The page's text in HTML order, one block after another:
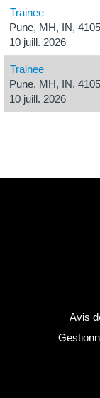
Trainee
Pune, MH, IN,
10 juill. 2026
Trainee
Pune, MH, IN,
10 juill. 2026
Avis